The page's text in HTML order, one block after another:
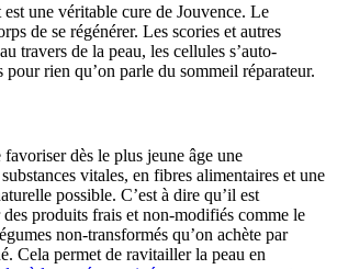
une véritable cure de Jouvence. Le
de se régénérer. Les scories et autres
travers de la peau, les cellules s’auto-
pour rien qu’on parle du sommeil réparateur.
dès le plus jeune âge une
vitales, en fibres alimentaires et une
possible. C’est à dire qu’il est
produits frais et non-modifiés comme le
non-transformés qu’on achète par
Cela permet de ravitailler la peau en